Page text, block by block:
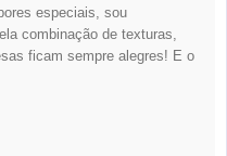
especiais, sou
combinação de texturas,
ficam sempre alegres! E o